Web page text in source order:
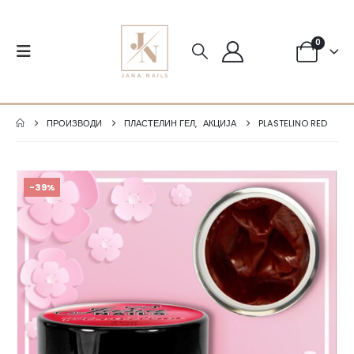
0
ПРОИЗВОДИ ПЛАСТЕЛИН ГЕЛ, АКЦИЈА PLASTELINO RED
-39%